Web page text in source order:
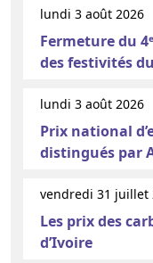
lundi 3 août 2026
Fermeture du
des festivités
lundi 3 août 2026
Prix national
distingués par
vendredi 31 juillet
Les prix des
d’Ivoire